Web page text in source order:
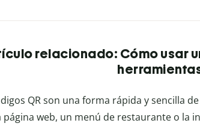
relacionado: Cómo usar
QR son una forma rápida y sencilla
página web, un menú de restaurante o la